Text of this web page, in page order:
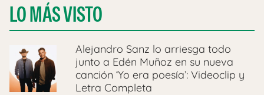
LO MÁS VISTO
Alejandro Sanz lo arriesga todo
junto a Edén Muñoz en su nueva
canción ‘Yo era poesía’: Videoclip y
Letra Completa